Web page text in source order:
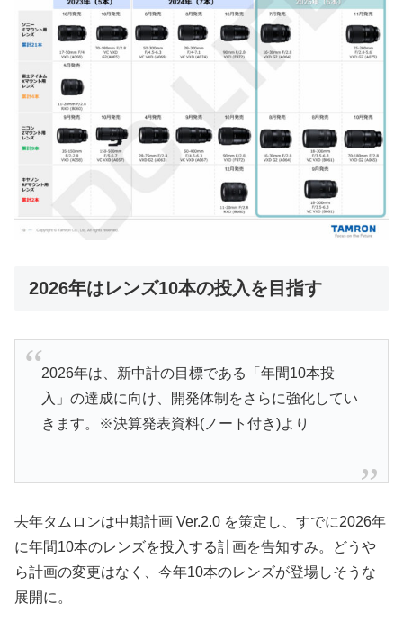
2026年はレンズ10本の投入を目指す
2026年は、新中計の目標である「年間10本投
入」の達成に向け、開発体制をさらに強化してい
きます。※決算発表資料(ノート付き)より
去年タムロンは中期計画 Ver.2.0 を策定し、すでに2026年
に年間10本のレンズを投入する計画を告知すみ。どうや
ら計画の変更はなく、今年10本のレンズが登場しそうな
展開に。